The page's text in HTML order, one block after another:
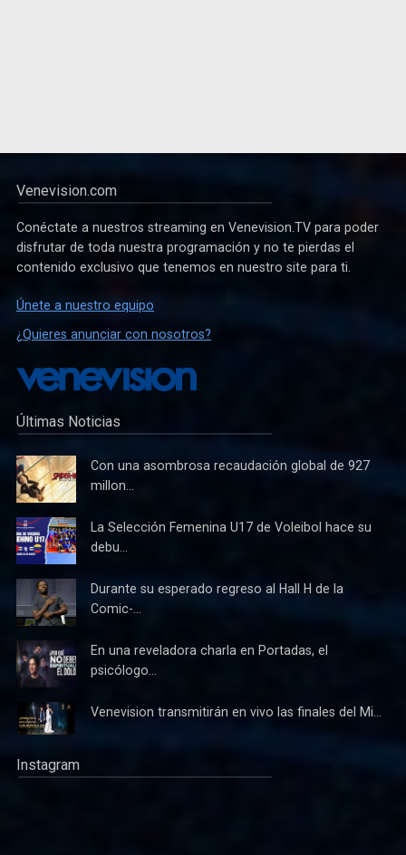
Venevision.com
Conéctate a nuestros streaming en Venevision.TV para poder
disfrutar de toda nuestra programación y no te pierdas el
contenido exclusivo que tenemos en nuestro site para ti.
Únete a nuestro equipo
¿Quieres anunciar con nosotros?
Últimas Noticias
Con una asombrosa recaudación global de 927
millon...
La Selección Femenina U17 de Voleibol hace su
debu...
Durante su esperado regreso al Hall H de la
Comic-...
En una reveladora charla en Portadas, el
psicólogo...
Venevision transmitirán en vivo las finales del Mi...
Instagram